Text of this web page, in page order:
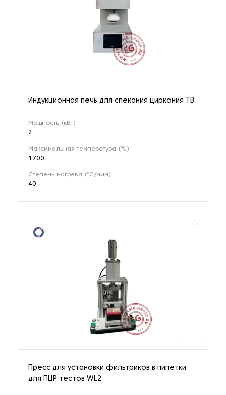
Индукционная печь для спекания циркония TB
Мощность (кВт)
2
Максимальная температура (℃)
1700
Степень нагрева (°С/мин)
40
Пресс для установки фильтриков в пипетки
для ПЦР тестов WL2